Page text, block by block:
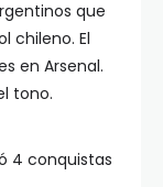
que
chileno. El
en Arsenal.
tono.
4 conquistas